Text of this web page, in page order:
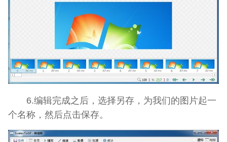
6.编辑完成之后，选择另存，为我们的图片起一
个名称，然后点击保存。